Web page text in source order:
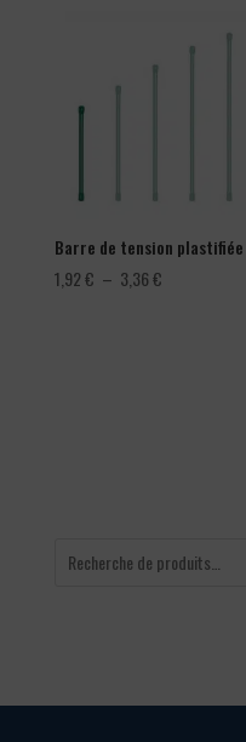
Barre de tension plastifiée
1,92€ – 3,36€Plage